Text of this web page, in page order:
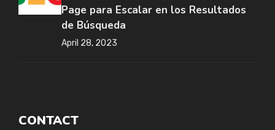
Page para Escalar en los Resultados
de Búsqueda
April 28, 2023
CONTACT